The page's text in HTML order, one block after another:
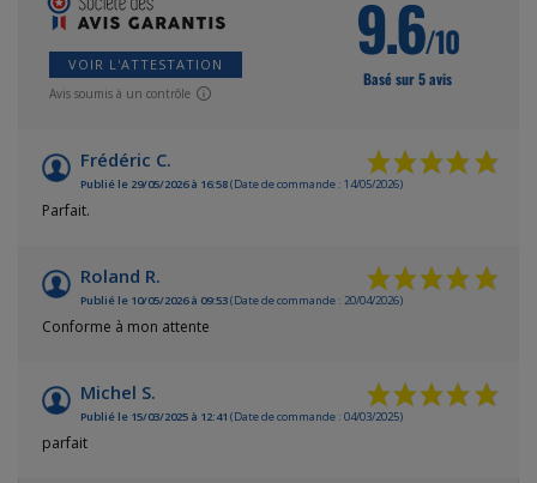
VOIR L'ATTESTATION
Avis soumis à un contrôle
9.6/10
Basé sur 5 avis
Frédéric C.
Publié le 29/05/2026 à 16:58(Date de commande : 14/05/2026)
Parfait.
Roland R.
Publié le 10/05/2026 à 09:53(Date de commande : 20/04/2026)
Conforme à mon attente
Michel S.
Publié le 15/03/2025 à 12:41 (Date de commande : 04/03/2025)
parfait